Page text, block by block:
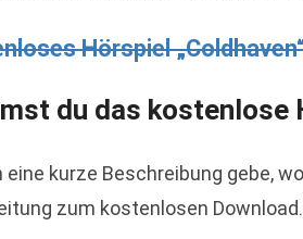
Hörspiel
du das kostenlose
eine kurze Beschreibung gebe,
zum kostenlosen Download.